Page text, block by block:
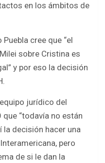
en los ámbitos de
cree que “el
sobre Cristina es
y por eso la decisión
jurídico del
que “todavía no están
decisión hacer una
pero
de si le dan la